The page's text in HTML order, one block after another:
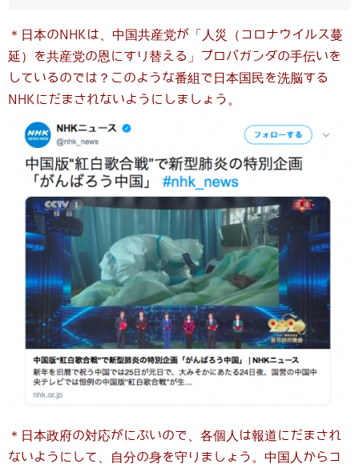
＊日本のNHKは、中国共産党が「人災（コロナウイルス蔓
延）を共産党の恩にすり替える」プロバガンダの手伝いを
しているのでは？このような番組で日本国民を洗脳する
NHKにだまされないようにしましょう。
＊日本政府の対応がにぶいので、各個人は報道にだまされ
ないようにして、自分の身を守りましょう。中国人からコ